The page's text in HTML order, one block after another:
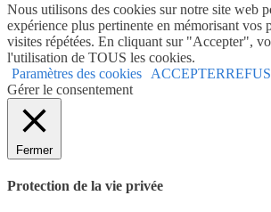
Nous utilisons des cookies sur notre site web
expérience plus pertinente en mémorisant vos
visites répétées. En cliquant sur "Accepter",
l'utilisation de TOUS les cookies.
Paramètres des cookies
ACCEPTER
Gérer le consentement
Fermer
Protection de la vie privée